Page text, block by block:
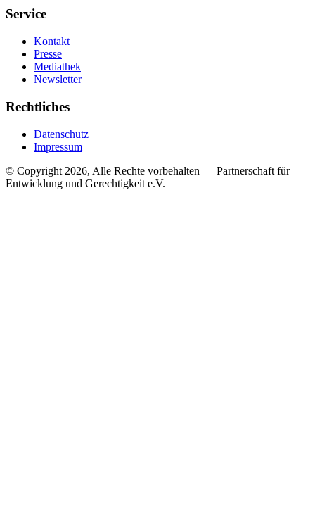
Service
Kontakt
Presse
Mediathek
Newsletter
Rechtliches
Datenschutz
Impressum
© Copyright 2026, Alle Rechte vorbehalten — Partnerschaft für
Entwicklung und Gerechtigkeit e.V.